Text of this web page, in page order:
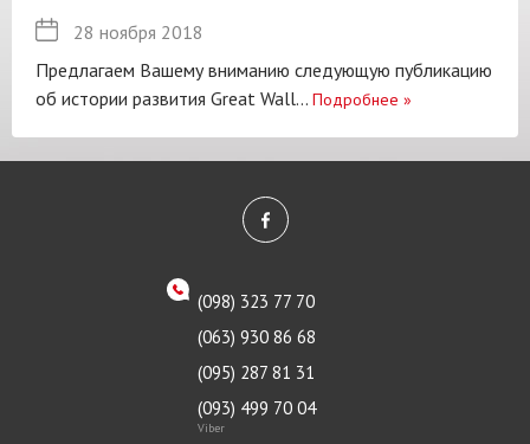
28 ноября 2018
Предлагаем Вашему вниманию следующую публикацию
об истории развития Great Wall... Подробнее »
(098) 323 77 70
(063) 930 86 68
(095) 287 81 31
(093) 499 70 04
Viber